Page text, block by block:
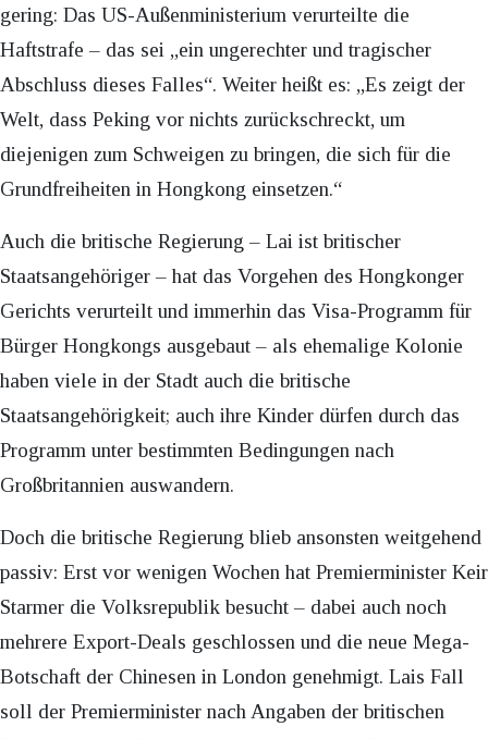
gering: Das US-Außenministerium verurteilte die
Haftstrafe – das sei „ein ungerechter und tragischer
Abschluss dieses Falles“. Weiter heißt es: „Es zeigt der
Welt, dass Peking vor nichts zurückschreckt, um
diejenigen zum Schweigen zu bringen, die sich für die
Grundfreiheiten in Hongkong einsetzen.“
Auch die britische Regierung – Lai ist britischer
Staatsangehöriger – hat das Vorgehen des Hongkonger
Gerichts verurteilt und immerhin das Visa-Programm für
Bürger Hongkongs ausgebaut – als ehemalige Kolonie
haben viele in der Stadt auch die britische
Staatsangehörigkeit; auch ihre Kinder dürfen durch das
Programm unter bestimmten Bedingungen nach
Großbritannien auswandern.
Doch die britische Regierung blieb ansonsten weitgehend
passiv: Erst vor wenigen Wochen hat Premierminister Keir
Starmer die Volksrepublik besucht – dabei auch noch
mehrere Export-Deals geschlossen und die neue Mega-
Botschaft der Chinesen in London genehmigt. Lais Fall
soll der Premierminister nach Angaben der britischen